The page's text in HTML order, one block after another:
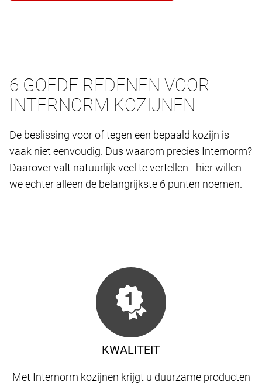
6 GOEDE REDENEN VOOR
INTERNORM KOZIJNEN
De beslissing voor of tegen een bepaald kozijn is
vaak niet eenvoudig. Dus waarom precies Internorm?
Daarover valt natuurlijk veel te vertellen - hier willen
we echter alleen de belangrijkste 6 punten noemen.
KWALITEIT
Met Internorm kozijnen krijgt u duurzame producten